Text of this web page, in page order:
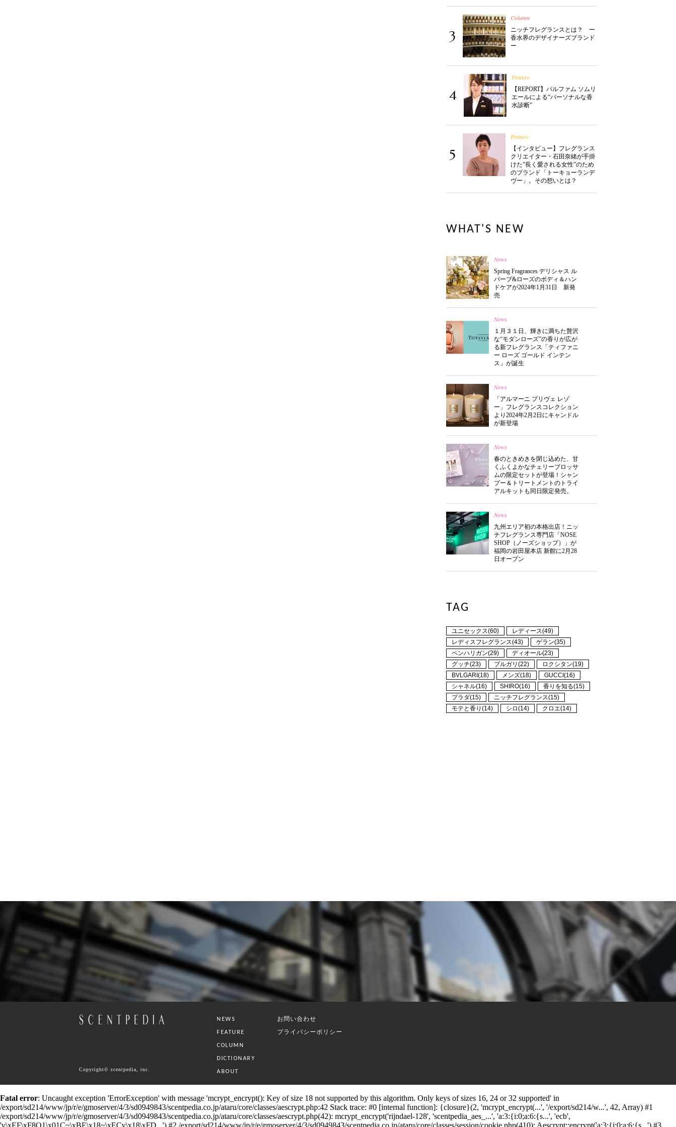
3
Column
ニッチフレグランスとは？ ー
香水界のデザイナーズブランド
ー
4
Feature
【REPORT】パルファム ソムリ
エールによる“パーソナルな香
水診断”
5
Feature
【インタビュー】フレグランス
クリエイター・石田奈緒が手掛
けた”長く愛される女性”のため
のブランド「トーキョーランデ
ヴー」。その想いとは？
WHAT'S NEW
News
Spring Fragrances デリシャス ル
バーブ&ローズのボディ＆ハン
ドケアが2024年1月31日 新発
売
News
１月３１日、輝きに満ちた贅沢
な“モダンローズ”の香りが広が
る新フレグランス「ティファニ
ー ローズ ゴールド インテン
ス」が誕生
News
「アルマーニ プリヴェ レゾ
ー」フレグランスコレクション
より2024年2月2日にキャンドル
が新登場
News
春のときめきを閉じ込めた、甘
くふくよかなチェリーブロッサ
ムの限定セットが登場！シャン
プー＆トリートメントのトライ
アルキットも同日限定発売。
News
九州エリア初の本格出店！ニッ
チフレグランス専門店「NOSE
SHOP（ノーズショップ）」が
福岡の岩田屋本店 新館に2月28
日オープン
TAG
ユニセックス(60)
レディース(49)
レディスフレグランス(43)
ゲラン(35)
ペンハリガン(29)
ディオール(23)
グッチ(23)
ブルガリ(22)
ロクシタン(19)
BVLGARI(18)
メンズ(18)
GUCCI(16)
シャネル(16)
SHIRO(16)
香りを知る(15)
プラダ(15)
ニッチフレグランス(15)
モテと香り(14)
シロ(14) クロエ(14)
NEWS
FEATURE
COLUMN
DICTIONARY
ABOUT
お問い合わせ
プライバシーポリシー
Copyright© scentpedia, inc.
Fatal error: Uncaught exception 'ErrorException' with message 'mcrypt_encrypt(): Key of size 18 not supported by this algorithm. Only keys of sizes 16, 24 or 32 supported' in
/export/sd214/www/jp/r/e/gmoserver/4/3/sd0949843/scentpedia.co.jp/ataru/core/classes/aescrypt.php:42 Stack trace: #0 [internal function]: {closure}(2, 'mcrypt_encrypt(...', '/export/sd214/w...', 42, Array) #1
/export/sd214/www/jp/r/e/gmoserver/4/3/sd0949843/scentpedia.co.jp/ataru/core/classes/aescrypt.php(42): mcrypt_encrypt('rijndael-128', 'scentpedia_aes_...', 'a:3:{i:0;a:6:{s...', 'ecb',
'v\xEF\xF8Q1\x01C~\xBE\x18~\xECv\x18\xFD...') #2 /export/sd214/www/jp/r/e/gmoserver/4/3/sd0949843/scentpedia.co.jp/ataru/core/classes/session/cookie.php(410): Aescrypt::encrypt('a:3:{i:0;a:6:{s...') #3